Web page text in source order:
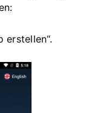
erstellen“.